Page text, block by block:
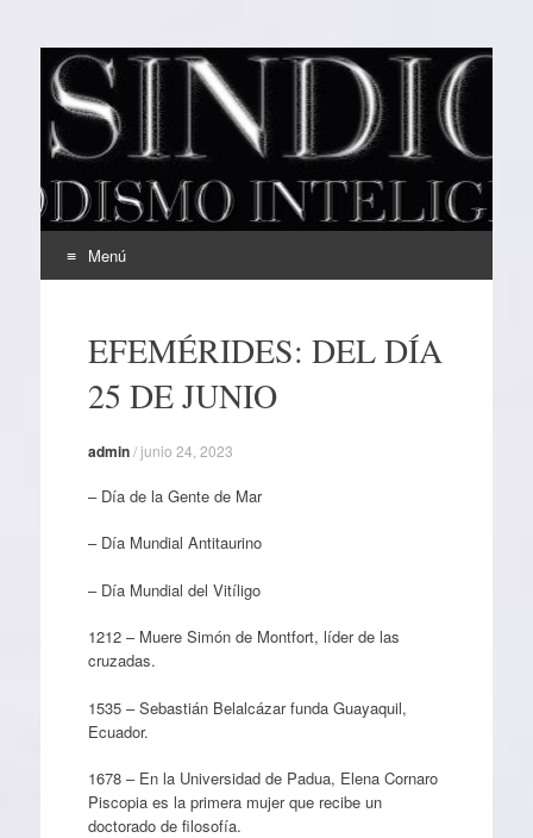
EL SINDICAL
Periodismo Inteligente
Menú
contenidoEFEMÉRIDES: DEL DÍA
25 DE JUNIO
admin/junio 24, 2023
– Día de la Gente de Mar
– Día Mundial Antitaurino
– Día Mundial del Vitíligo
1212 – Muere Simón de Montfort, líder de las
cruzadas.
1535 – Sebastián Belalcázar funda Guayaquil,
Ecuador.
1678 – En la Universidad de Padua, Elena Cornaro
Piscopia es la primera mujer que recibe un
doctorado de filosofía.